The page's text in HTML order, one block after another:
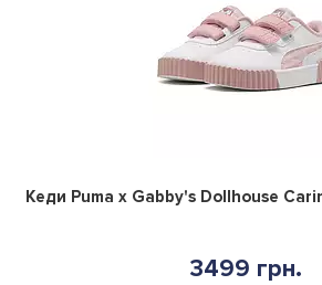
Кеди Puma x Gabby's Dollhouse
3499 грн.